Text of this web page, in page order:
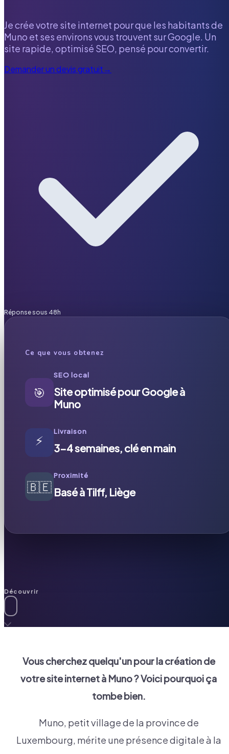
Je crée votre site internet pour que les habitants de
Muno et ses environs vous trouvent sur Google. Un
site rapide, optimisé SEO, pensé pour convertir.
Demander un devis gratuit→
Réponse sous 48h
Ce que vous obtenez
🎯
SEO local
Site optimisé pour Google à
Muno
⚡
Livraison
3-4 semaines, clé en main
🇧🇪
Proximité
Basé à Tilff, Liège
Découvrir
Vous cherchez quelqu'un pour la création de
votre site internet à Muno? Voici pourquoi ça
tombe bien.
Muno, petit village de la province de
Luxembourg, mérite une présence digitale à la